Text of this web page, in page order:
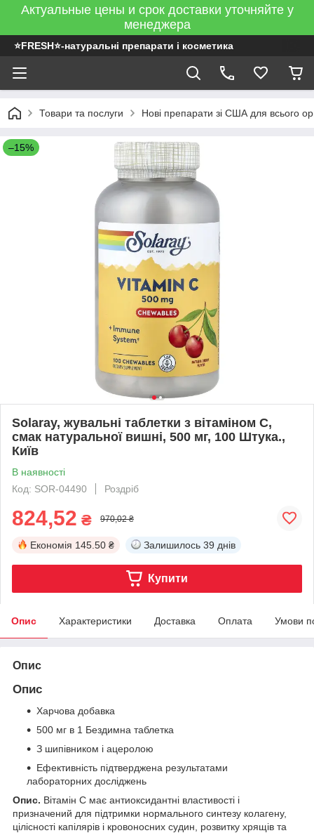
Актуальные цены и срок доставки уточняйте у
менеджера
⭐FRESH⭐-натуральні препарати і косметика
Товари та послуги Нові препарати зі США для всього
–15%
Solaray, жувальні таблетки з вітаміном C,
смак натуральної вишні, 500 мг, 100 Штука.,
Київ
В наявності
Код: SOR-04490
Роздріб
824,52 ₴ 970,02 ₴
Економія 145.50 ₴ Залишилось 39 днів
Купити
Опис Характеристики Доставка Оплата Умови
Опис
Опис
Харчова добавка
500 мг в 1 Бездимна таблетка
З шипівником і ацеролою
Ефективність підтверджена результатами
лабораторних досліджень
Опис. Вітамін C має антиоксидантні властивості і
призначений для підтримки нормального синтезу колагену,
цілісності капілярів і кровоносних судин, розвитку хрящів та